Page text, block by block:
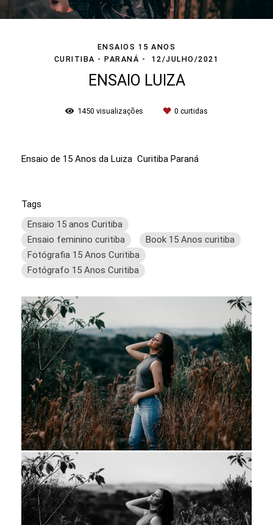
ENSAIOS 15 ANOS
CURITIBA - PARANÁ
12/JULHO/2021
ENSAIO LUIZA
1450 visualizações 0 curtidas
Ensaio de 15 Anos da Luiza Curitiba Paraná
Tags
Ensaio 15 anos Curitiba
Ensaio feminino curitiba
Book 15 Anos curitiba
Fotógrafia 15 Anos Curitiba
Fotógrafo 15 Anos Curitiba